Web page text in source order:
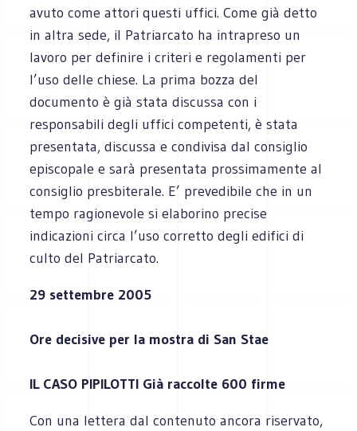
avuto come attori questi uffici. Come già detto
in altra sede, il Patriarcato ha intrapreso un
lavoro per definire i criteri e regolamenti per
l’uso delle chiese. La prima bozza del
documento è già stata discussa con i
responsabili degli uffici competenti, è stata
presentata, discussa e condivisa dal consiglio
episcopale e sarà presentata prossimamente al
consiglio presbiterale. E’ prevedibile che in un
tempo ragionevole si elaborino precise
indicazioni circa l’uso corretto degli edifici di
culto del Patriarcato.
29 settembre 2005
Ore decisive per la mostra di San Stae
IL CASO PIPILOTTI Già raccolte 600 firme
Con una lettera dal contenuto ancora riservato,